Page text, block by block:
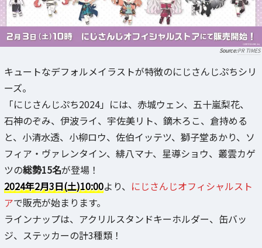
PR TIMES
キュートなデフォルメイラストが特徴のにじさんじぷちシリ
ーズ。
「にじさんじぷち2024」には、赤城ウェン、五十嵐梨花、
石神のぞみ、伊波ライ、宇佐美リト、鏑木ろこ、倉持める
と、小清水透、小柳ロウ、佐伯イッテツ、獅子堂あかり、ソ
フィア・ヴァレンタイン、緋八マナ、星導ショウ、叢雲カゲ
ツの総勢15名が登場！
2024年2月3日(土)10:00より、 にじさんじオフィシャルスト
アで販売が始まります。
ラインナップは、アクリルスタンドキーホルダー、缶バッ
ジ、ステッカーの計3種類！